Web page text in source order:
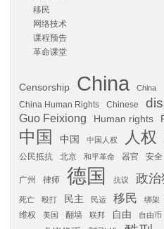
移民
网络技术
课程预告
革命课堂
Censorship China China
China Human Rights Chinese
Guo Feixiong Human rights
中国 中国 中国人权 人权
公民抵抗 北京 和平革命 器官 安全
广州 律师 德国 抗议 政治
死亡 殴打 民主 民运 移民 绑架
维权 美国 翻墙 联邦 自由 自由币